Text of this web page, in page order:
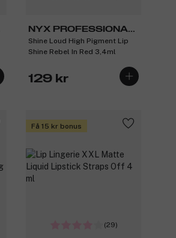
NYX PROFESSIONAL
MAKEUP
Shine Loud High Pigment Lip
Shine Rebel In Red 3,4ml
129 kr
Få 15 kr bonus
(29)